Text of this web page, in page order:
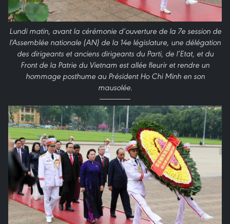
Lundi matin, avant la cérémonie d’ouverture de la 7e session de
l'Assemblée nationale (AN) de la 14e législature, une délégation
des dirigeants et anciens dirigeants du Parti, de l’Etat, et du
Front de la Patrie du Vietnam est allée fleurir et rendre un
hommage posthume au Président Ho Chi Minh en son
mausolée.